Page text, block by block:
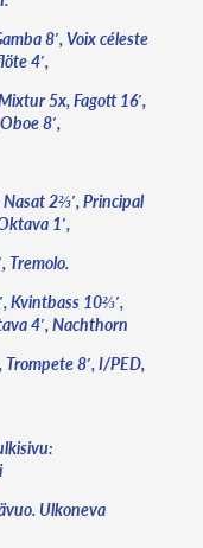
8′, Voix céleste
4′,
5x, Fagott 16′,
8′,
Nasat 2⅔′, Principal
1′,
Tremolo.
Kvintbass 10⅔′,
4′, Nachthorn
Trompete 8′, I/PED,
Ulkoneva